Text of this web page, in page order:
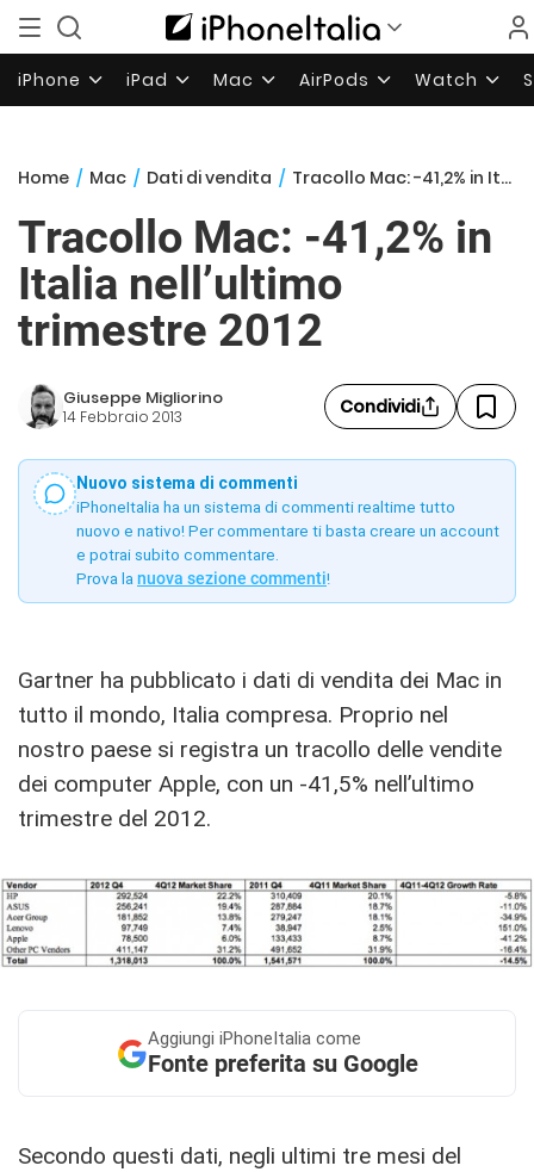
iPhone iPad Mac AirPods Watch
Home / Mac / Dati di vendita / Tracollo Mac: -41,2% in Italia nell’ultimo trimestre 2012
Tracollo Mac: -41,2% in
Italia nell’ultimo
trimestre 2012
Giuseppe Migliorino
14 Febbraio 2013 Condividi
Nuovo sistema di commenti
iPhoneItalia ha un sistema di commenti realtime tutto
nuovo e nativo! Per commentare ti basta creare un account
e potrai subito commentare.
Prova la nuova sezione commenti!
Gartner ha pubblicato i dati di vendita dei Mac in
tutto il mondo, Italia compresa. Proprio nel
nostro paese si registra un tracollo delle vendite
dei computer Apple, con un -41,5% nell’ultimo
trimestre del 2012.
Aggiungi iPhoneItalia come
Fonte preferita su Google
Secondo questi dati, negli ultimi tre mesi del